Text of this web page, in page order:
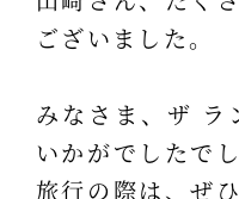
ございました。
みなさま、ザ ラ
いかがでしたで
旅行の際は、ぜ